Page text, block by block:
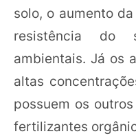
solo, o aumento
resistência do
ambientais. Já os
altas
possuem os
fertilizantes